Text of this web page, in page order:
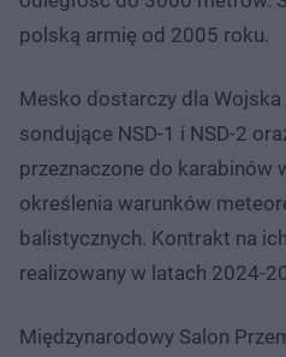
polską armię od 2005 roku.
Mesko dostarczy dla
sondujące NSD-1 i NSD-2
przeznaczone do karabinów
określenia warunków
balistycznych. Kontrakt na
realizowany w latach 2024-
Międzynarodowy Salon